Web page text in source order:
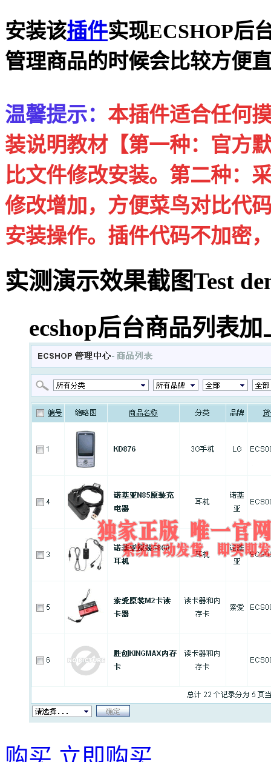
安装该插件实现ECSHOP后
管理商品的时候会比较方便
温馨提示： 本插件适合任何
装说明教材【第一种：官方
比文件修改安装。第二种：
修改增加，方便菜鸟对比代
安装操作。插件代码不加密
实测演示效果截图Test
ecshop后台商品列表